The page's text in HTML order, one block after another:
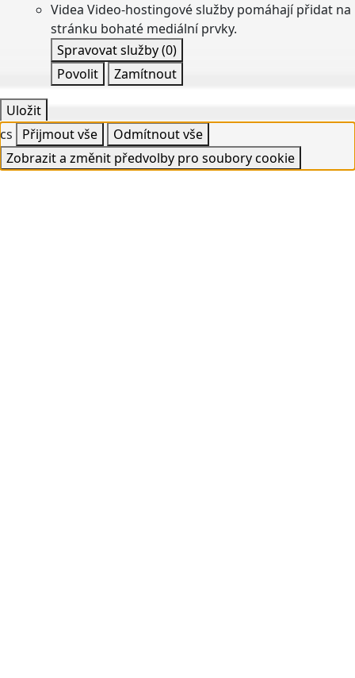
Videa Video-hostingové služby pomáhají přidat na
stránku bohaté mediální prvky.
Spravovat služby(0)
Povolit
Zamítnout
Uložit
cs
Přijmout vše
Odmítnout vše
Zobrazit a změnit předvolby pro soubory cookie